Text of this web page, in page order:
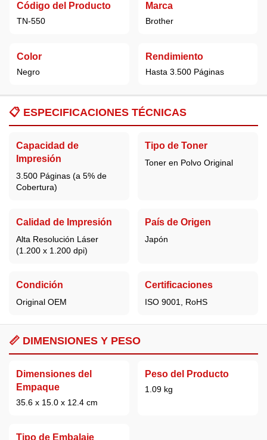
Código del Producto
TN-550
Marca
Brother
Color
Negro
Rendimiento
Hasta 3.500 Páginas
📋 ESPECIFICACIONES TÉCNICAS
Capacidad de
Impresión
3.500 Páginas (a 5% de
Cobertura)
Tipo de Toner
Toner en Polvo Original
Calidad de Impresión
Alta Resolución Láser
(1.200 x 1.200 dpi)
País de Origen
Japón
Condición
Original OEM
Certificaciones
ISO 9001, RoHS
📏 DIMENSIONES Y PESO
Dimensiones del
Empaque
35.6 x 15.0 x 12.4 cm
Peso del Producto
1.09 kg
Tipo de Embalaje